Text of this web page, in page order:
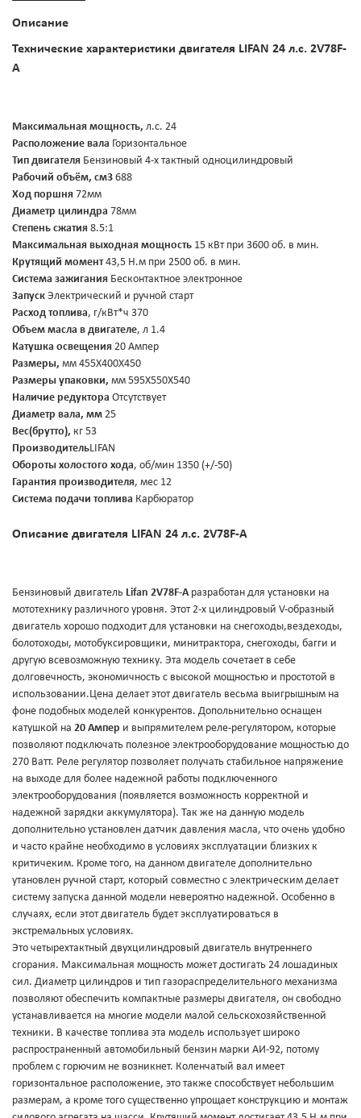
Описание
Технические характеристики двигателя LIFAN 24 л.с. 2V78F-
А
Максимальная мощность, л.с. 24
Расположение вала Горизонтальное
Тип двигателя Бензиновый 4-х тактный одноцилиндровый
Рабочий объём, см3 688
Ход поршня 72мм
Диаметр цилиндра 78мм
Степень сжатия 8.5:1
Максимальная выходная мощность 15 кВт при 3600 об. в мин.
Крутящий момент43,5 Н.м при 2500 об. в мин.
Система зажигания Бесконтактное электронное
Запуск Электрический и ручной старт
Расход топлива, г/кВт*ч 370
Объем масла в двигателе, л 1.4
Катушка освещения 20 Ампер
Размеры, мм 455Х400Х450
Размеры упаковки, мм 595Х550Х540
Наличие редуктора Отсутствует
Диаметр вала, мм 25
Вес(брутто), кг 53
ПроизводительLIFAN
Обороты холостого хода, об/мин 1350 (+/-50)
Гарантия производителя, мес 12
Система подачи топлива Карбюратор
Описание двигателя LIFAN 24 л.с. 2V78F-А
Бензиновый двигатель Lifan 2V78F-Аразработан для установки на
мототехнику различного уровня. Этот 2-х цилиндровый V-образный
двигатель хорошо подходит для установки на снегоходы,вездеходы,
болотоходы, мотобуксировщики, минитрактора, снегоходы, багги и
другую всевозможную технику. Эта модель сочетает в себе
долговечность, экономичность с высокой мощностью и простотой в
использовании.Цена делает этот двигатель весьма выигрышным на
фоне подобных моделей конкурентов. Допольнительно оснащен
катушкой на 20 Ампер и выпрямителем реле-регулятором, которые
позволяют подключать полезное электрооборудование мощностью до
270 Ватт. Реле регулятор позволяет получать стабильное напряжение
на выходе для более надежной работы подключенного
электрооборудования (появляется возможность корректной и
надежной зарядки аккумулятора). Так же на данную модель
дополнительно установлен датчик давления масла, что очень удобно
и часто крайне необходимо в условиях эксплуатации близких к
критичеким. Кроме того, на данном двигателе дополнительно
утановлен ручной старт, который совместно с электрическим делает
систему запуска данной модели невероятно надежной. Особенно в
случаях, если этот двигатель будет эксплуатироваться в
экстремальных условиях.
Это четырехтактный двухцилиндровый двигатель внутреннего
сгорания. Максимальная мощность может достигать 24 лошадиных
сил. Диаметр цилиндров и тип газораспределительного механизма
позволяют обеспечить компактные размеры двигателя, он свободно
устанавливается на многие модели малой сельскохозяйственной
техники. В качестве топлива эта модель использует широко
распространенный автомобильный бензин марки АИ-92, потому
проблем с горючим не возникнет. Коленчатый вал имеет
горизонтальное расположение, это также способствует небольшим
размерам, а кроме того существенно упрощает конструкцию и монтаж